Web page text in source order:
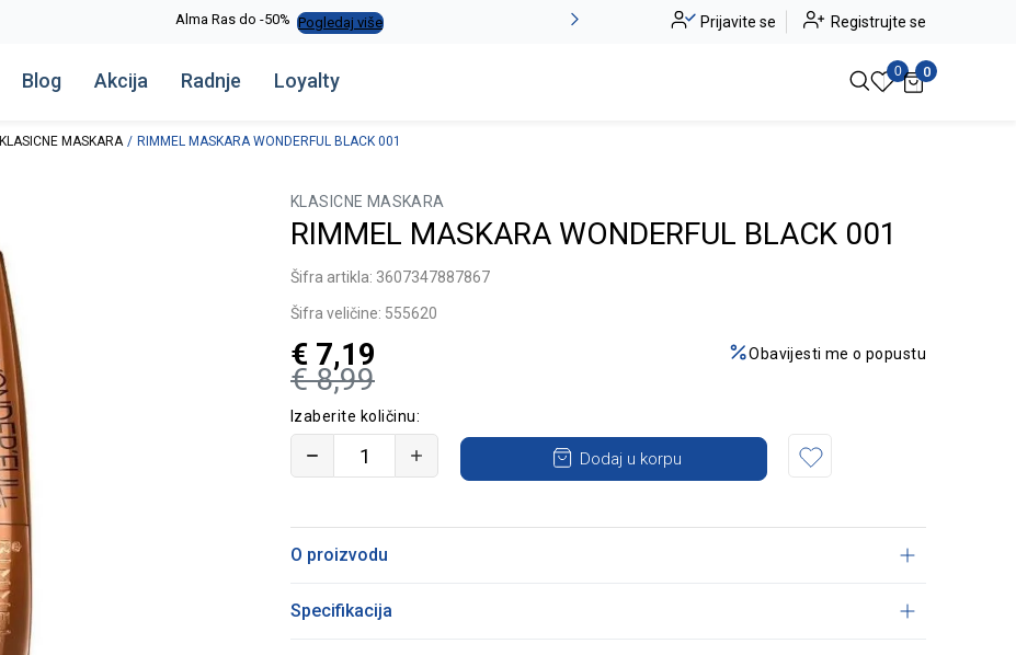
Alma Ras do -50% Pogledaj više Novo u ponudi - Jadea Pogledaj više
Prijavite se Registrujte se
Blog Akcija Radnje Loyalty 0 0
KLASICNE MASKARA RIMMEL MASKARA WONDERFUL BLACK 001
KLASICNE MASKARA
RIMMEL MASKARA WONDERFUL BLACK 001
Šifra artikla: 3607347887867
Šifra veličine: 555620
€ 8,99
€ 7,19 Obavijesti me o popustu
Izaberite količinu:
Dodaj u korpu
O proizvodu
Specifikacija